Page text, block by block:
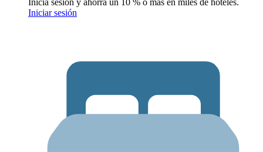
Inicia sesión y ahorra un 10 % o más en miles de hoteles.
Iniciar sesión